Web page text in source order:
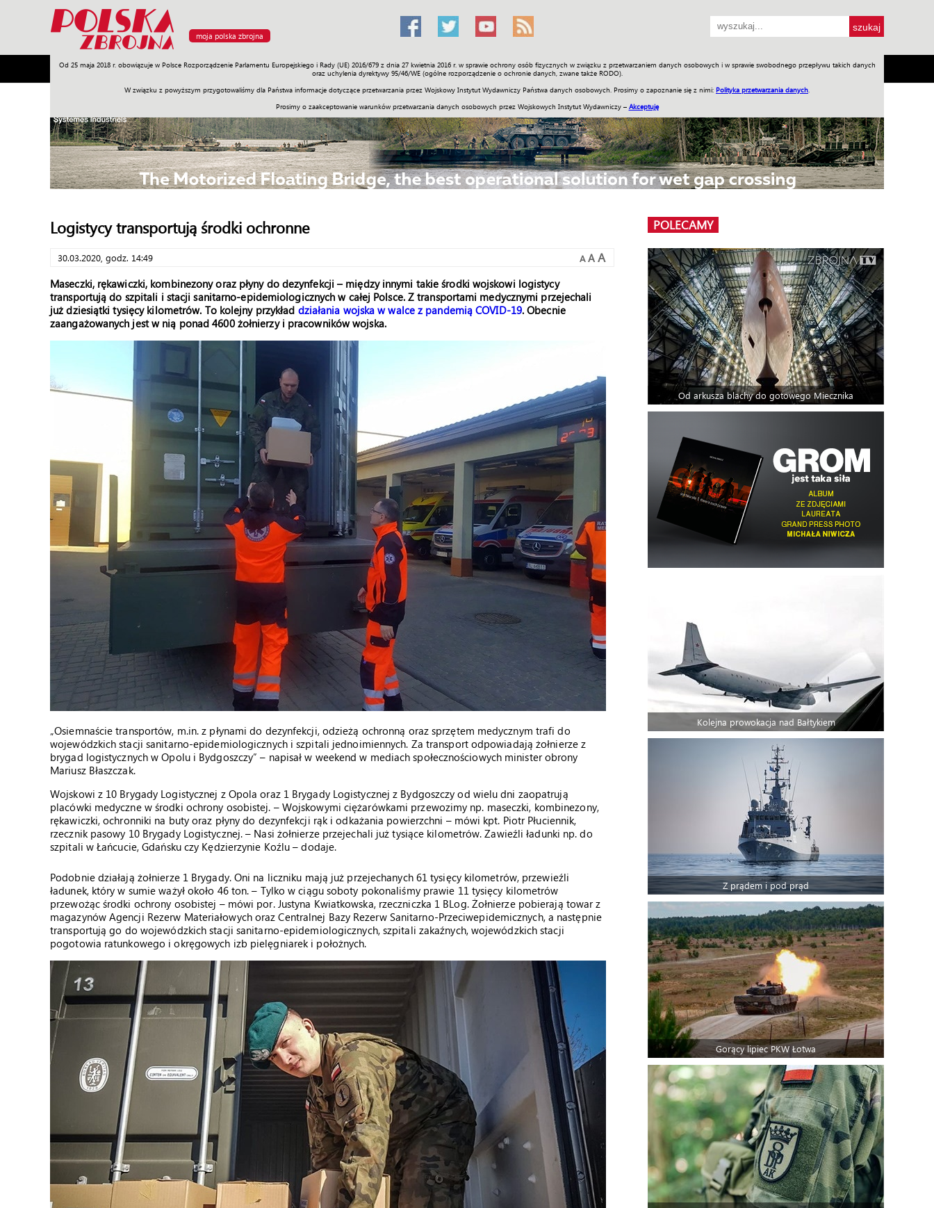
moja polska zbrojna
Od 25 maja 2018 r. obowiązuje w Polsce Rozporządzenie Parlamentu Europejskiego i Rady (UE) 2016/679 z dnia 27 kwietnia 2016 r. w sprawie ochrony osób fizycznych w związku z przetwarzaniem danych osobowych i w sprawie swobodnego przepływu takich danych
oraz uchylenia dyrektywy 95/46/WE (ogólne rozporządzenie o ochronie danych, zwane także RODO).
W związku z powyższym przygotowaliśmy dla Państwa informacje dotyczące przetwarzania przez Wojskowy Instytut Wydawniczy Państwa danych osobowych. Prosimy o zapoznanie się z nimi: Polityka przetwarzania danych
Prosimy o zaakceptowanie warunków przetwarzania danych osobowych przez Wojskowych Instytut Wydawniczy – Akceptuję
Armia Poligon Sprzęt Misje Polityka Prawo Świat Społeczność Sport Historia Galerie Wideo ENGLISH SKLEP Jednodniówki Praca w WIW
Logistycy transportują środki ochronne
30.03.2020, godz. 14:49 A A A
Maseczki, rękawiczki, kombinezony oraz płyny do dezynfekcji – między innymi takie środki wojskowi logistycy
transportują do szpitali i stacji sanitarno-epidemiologicznych w całej Polsce. Z transportami medycznymi przejechali
już dziesiątki tysięcy kilometrów. To kolejny przykład działania wojska w walce z pandemią COVID-19. Obecnie
zaangażowanych jest w nią ponad 4600 żołnierzy i pracowników wojska.
„Osiemnaście transportów, m.in. z płynami do dezynfekcji, odzieżą ochronną oraz sprzętem medycznym trafi do
wojewódzkich stacji sanitarno-epidemiologicznych i szpitali jednoimiennych. Za transport odpowiadają żołnierze z
brygad logistycznych w Opolu i Bydgoszczy” – napisał w weekend w mediach społecznościowych minister obrony
Mariusz Błaszczak.
Wojskowi z 10 Brygady Logistycznej z Opola oraz 1 Brygady Logistycznej z Bydgoszczy od wielu dni zaopatrują
placówki medyczne w środki ochrony osobistej. – Wojskowymi ciężarówkami przewozimy np. maseczki, kombinezony,
rękawiczki, ochronniki na buty oraz płyny do dezynfekcji rąk i odkażania powierzchni – mówi kpt. Piotr Płuciennik,
rzecznik pasowy 10 Brygady Logistycznej. – Nasi żołnierze przejechali już tysiące kilometrów. Zawieźli ładunki np. do
szpitali w Łańcucie, Gdańsku czy Kędzierzynie Koźlu – dodaje.
Podobnie działają żołnierze 1 Brygady. Oni na liczniku mają już przejechanych 61 tysięcy kilometrów, przewieźli
ładunek, który w sumie ważył około 46 ton. – Tylko w ciągu soboty pokonaliśmy prawie 11 tysięcy kilometrów
przewożąc środki ochrony osobistej – mówi por. Justyna Kwiatkowska, rzeczniczka 1 BLog. Żołnierze pobierają towar z
magazynów Agencji Rezerw Materiałowych oraz Centralnej Bazy Rezerw Sanitarno-Przeciwepidemicznych, a następnie
transportują go do wojewódzkich stacji sanitarno-epidemiologicznych, szpitali zakaźnych, wojewódzkich stacji
pogotowia ratunkowego i okręgowych izb pielęgniarek i położnych.
POLECAMY
Od arkusza blachy do gotowego Miecznika
Kolejna prowokacja nad Bałtykiem
Z prądem i pod prąd
Gorący lipiec PKW Łotwa